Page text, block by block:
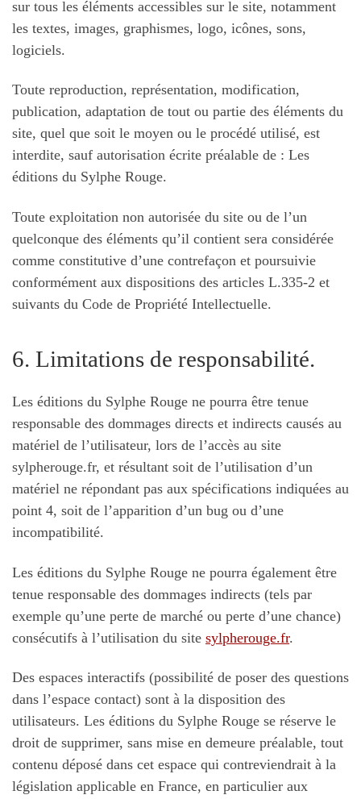
sur tous les éléments accessibles sur le site, notamment
les textes, images, graphismes, logo, icônes, sons,
logiciels.
Toute reproduction, représentation, modification,
publication, adaptation de tout ou partie des éléments du
site, quel que soit le moyen ou le procédé utilisé, est
interdite, sauf autorisation écrite préalable de : Les
éditions du Sylphe Rouge.
Toute exploitation non autorisée du site ou de l’un
quelconque des éléments qu’il contient sera considérée
comme constitutive d’une contrefaçon et poursuivie
conformément aux dispositions des articles L.335-2 et
suivants du Code de Propriété Intellectuelle.
6. Limitations de responsabilité.
Les éditions du Sylphe Rouge ne pourra être tenue
responsable des dommages directs et indirects causés au
matériel de l’utilisateur, lors de l’accès au site
sylpherouge.fr, et résultant soit de l’utilisation d’un
matériel ne répondant pas aux spécifications indiquées au
point 4, soit de l’apparition d’un bug ou d’une
incompatibilité.
Les éditions du Sylphe Rouge ne pourra également être
tenue responsable des dommages indirects (tels par
exemple qu’une perte de marché ou perte d’une chance)
consécutifs à l’utilisation du site sylpherouge.fr.
Des espaces interactifs (possibilité de poser des questions
dans l’espace contact) sont à la disposition des
utilisateurs. Les éditions du Sylphe Rouge se réserve le
droit de supprimer, sans mise en demeure préalable, tout
contenu déposé dans cet espace qui contreviendrait à la
législation applicable en France, en particulier aux